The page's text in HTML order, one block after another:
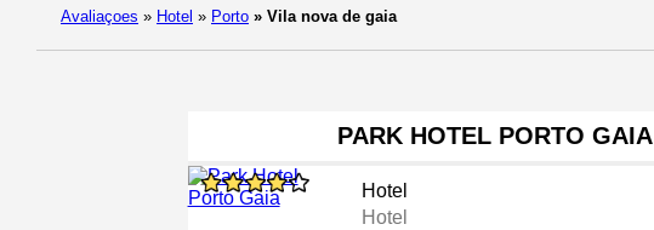
Avaliaçoes » Hotel » Porto » Vila nova de gaia
PARK HOTEL PORTO GAIA
Hotel
Hotel